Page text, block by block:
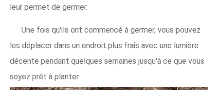
leur permet de germer.
Une fois qu'ils ont commencé à germer, vous pouvez
les déplacer dans un endroit plus frais avec une lumière
décente pendant quelques semaines jusqu'à ce que vous
soyez prêt à planter.